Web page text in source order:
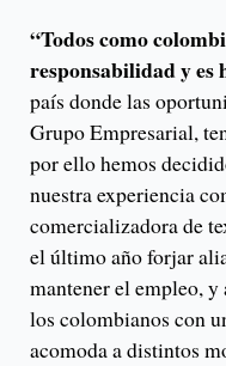
“Todos como
responsabilidad y
país donde las
Grupo Empresarial,
por ello hemos
nuestra experiencia
comercializadora de
el último año forjar
mantener el empleo, y
los colombianos con
acomoda a distintos